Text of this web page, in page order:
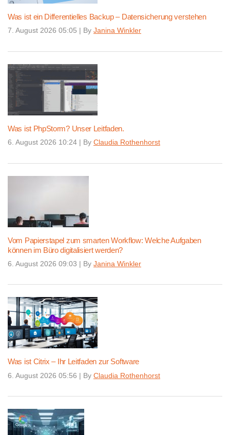
Was ist ein Differentielles Backup – Datensicherung verstehen
7. August 2026 05:05 | By Janina Winkler
Was ist PhpStorm? Unser Leitfaden.
6. August 2026 10:24 | By Claudia Rothenhorst
Vom Papierstapel zum smarten Workflow: Welche Aufgaben
können im Büro digitalisiert werden?
6. August 2026 09:03 | By Janina Winkler
Was ist Citrix – Ihr Leitfaden zur Software
6. August 2026 05:56 | By Claudia Rothenhorst